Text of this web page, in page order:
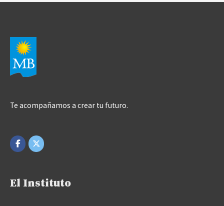
Te acompañamos a crear tu futuro.
El Instituto